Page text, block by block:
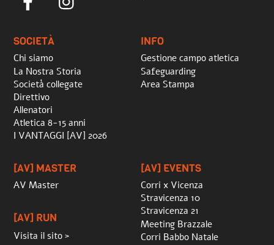
SOCIETÀ
Chi siamo
La Nostra Storia
Società collegate
Direttivo
Allenatori
Atletica 8-15 anni
I VANTAGGI [AV] 2026
INFO
Gestione campo atletica
Safeguarding
Area Stampa
[AV] MASTER
AV Master
[AV] RUN
Visita il sito >
[AV] EVENTS
Corri x Vicenza
Stravicenza 10
Stravicenza 21
Meeting Brazzale
Corri Babbo Natale